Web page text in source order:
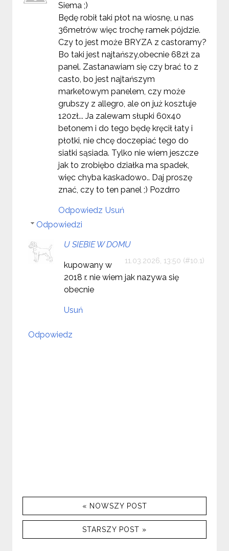
Siema ;)
Będę robił taki płot na wiosnę, u nas
36metrów więc trochę ramek pójdzie.
Czy to jest może BRYZA z castoramy?
Bo taki jest najtańszy,obecnie 68zł za
panel. Zastanawiam się czy brać to z
casto, bo jest najtańszym
marketowym panelem, czy może
grubszy z allegro, ale on już kosztuje
120zł... Ja zalewam słupki 60x40
betonem i do tego będę kręcił łaty i
płotki, nie chcę doczepiać tego do
siatki sąsiada. Tylko nie wiem jeszcze
jak to zrobiębo działka ma spadek,
więc chyba kaskadowo.. Daj proszę
znać, czy to ten panel ;) Pozdrro
Odpowiedz Usuń
Odpowiedzi
U SIEBIE W DOMU
11.03.2026, 13:50
kupowany w
2018 r. nie wiem jak nazywa się
obecnie
Usuń
Odpowiedz
« NOWSZY POST
STARSZY POST »